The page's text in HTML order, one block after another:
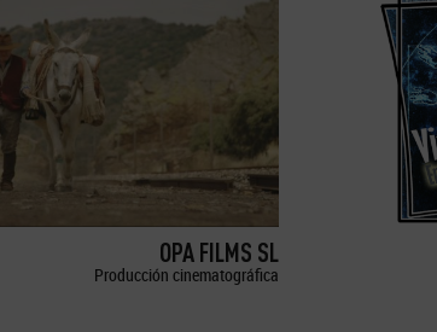
OPA FILMS SL
Producción cinematográfica